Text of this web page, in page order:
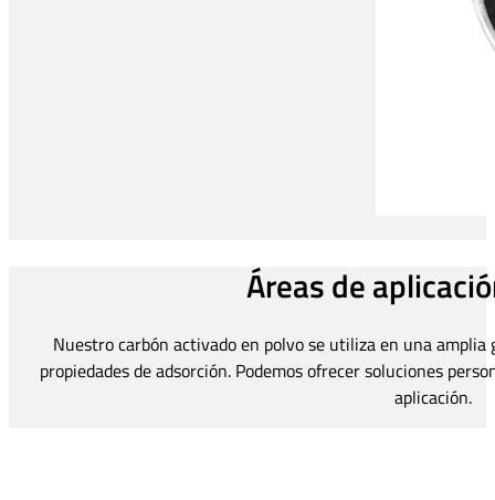
Áreas de
Nuestro carbón activado en polvo se utiliza en una
propiedades de adsorción. Podemos ofrecer soluciones
aplicación.